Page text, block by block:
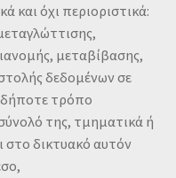
και όχι περιοριστικά:
μεταβίβασης,
δεδομένων σε
τρόπο
της, τμηματικά ή
στο δικτυακό αυτόν